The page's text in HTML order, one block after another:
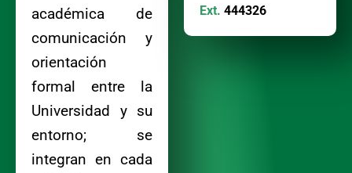
académica de
comunicación y
orientación
formal entre la
Universidad y su
entorno; se
integran en cada
Ext. 444326